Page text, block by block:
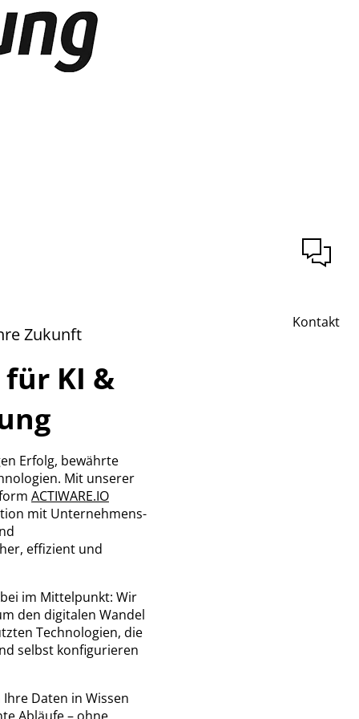
Kontakt
Zukunft
KI &
Erfolg, bewährte
Mit unserer
ACTIWARE.IO
mit Unternehmens-
effizient und
im Mittelpunkt: Wir
den digitalen Wandel
Technologien, die
selbst konfigurieren
Daten in Wissen